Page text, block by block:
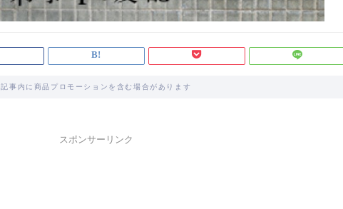
記事内に商品プロモーションを含む場合があります
スポンサーリンク